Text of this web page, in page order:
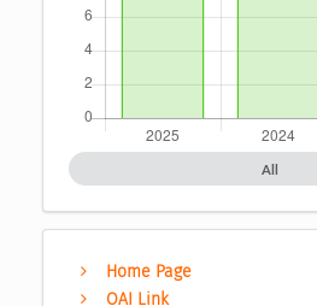
All
Home Page
OAI Link